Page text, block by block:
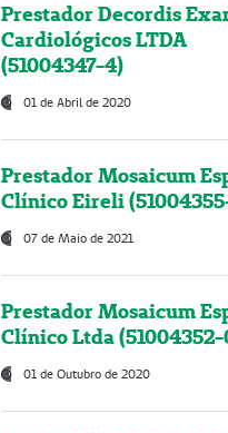
Prestador Decordis
Cardiológicos LTDA
(51004347-4)
01 de Abril de 2020
Prestador Mosaicum
Clínico Eireli
07 de Maio de 2021
Prestador Mosaicum
Clínico Ltda
01 de Outubro de 2020